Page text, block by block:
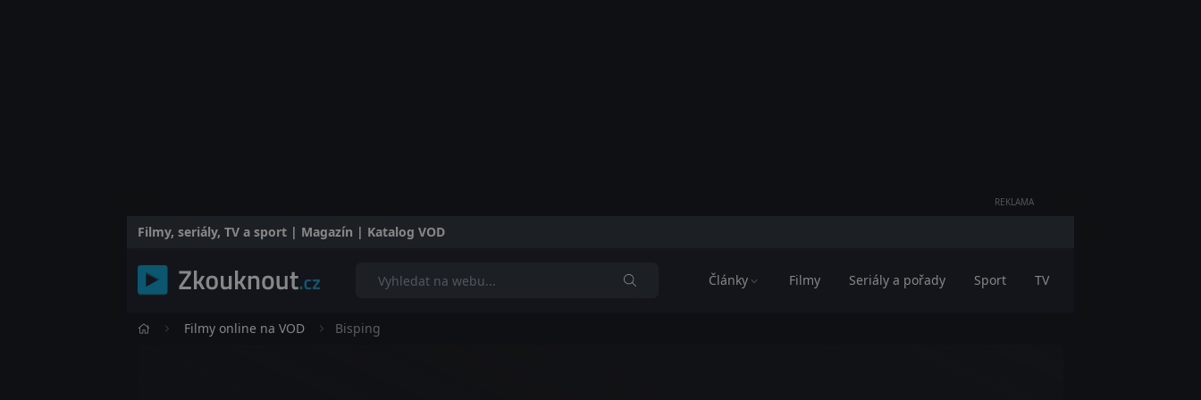
REKLAMA
Filmy, seriály, TV a sport | Magazín | Katalog VOD
Články Filmy Seriály a pořady Sport TV
Filmy online na VOD Bisping